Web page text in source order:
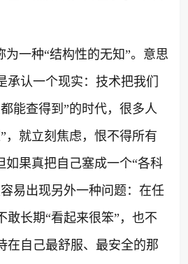
为一种“结构性的无知”。意思
承认一个现实：技术把我们
能查得到”的时代，很多人
，就立刻焦虑，恨不得所有
如果真把自己塞成一个“各科
易出现另外一种问题：在任
敢长期“看起来很笨”，也不
在自己最舒服、最安全的那